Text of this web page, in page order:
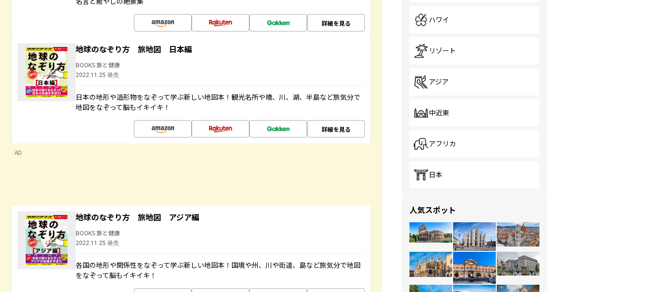
詳細を見る
地球のなぞり方 旅地図 日本編
BOOKS 旅と健康
2022.11.25 発売
日本の地形や造形物をなぞって学ぶ新しい地図本！観光名所や橋、川、湖、半島など旅気分で
地図をなぞって脳もイキイキ！
詳細を見る
AD
地球のなぞり方 旅地図 アジア編
BOOKS 旅と健康
2022.11.25 発売
各国の地形や関係性をなぞって学ぶ新しい地図本！国境や州、川や街道、島など旅気分で地図
をなぞって脳もイキイキ！
ハワイ
リゾート
アジア
中近東
アフリカ
日本
人気スポット